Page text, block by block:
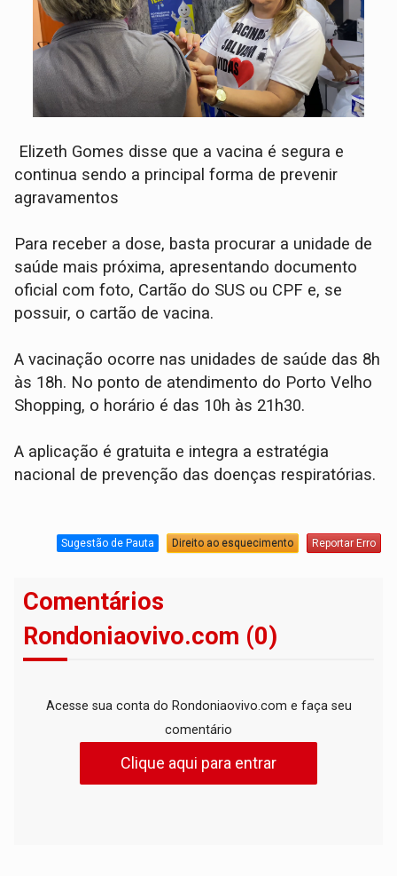
Elizeth Gomes disse que a vacina é segura e
continua sendo a principal forma de prevenir
agravamentos
Para receber a dose, basta procurar a unidade de
saúde mais próxima, apresentando documento
oficial com foto, Cartão do SUS ou CPF e, se
possuir, o cartão de vacina.
A vacinação ocorre nas unidades de saúde das 8h
às 18h. No ponto de atendimento do Porto Velho
Shopping, o horário é das 10h às 21h30.
A aplicação é gratuita e integra a estratégia
nacional de prevenção das doenças respiratórias.
Sugestão de Pauta Direito ao esquecimento Reportar Erro
Comentários
Rondoniaovivo.com (0)
Acesse sua conta do Rondoniaovivo.com e faça seu
comentário
Clique aqui para entrar